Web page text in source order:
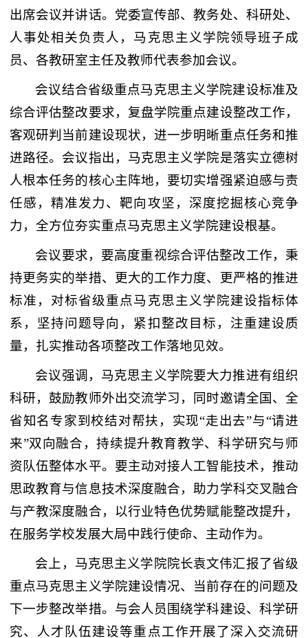
出席会议并讲话。党委宣传部、教务处、科研处、
人事处相关负责人，马克思主义学院领导班子成
员、各教研室主任及教师代表参加会议。
会议结合省级重点马克思主义学院建设标准及
综合评估整改要求，复盘学院重点建设整改工作，
客观研判当前建设现状，进一步明晰重点任务和推
进路径。会议指出，马克思主义学院是落实立德树
人根本任务的核心主阵地，要切实增强紧迫感与责
任感，精准发力、靶向攻坚，深度挖掘核心竞争
力，全方位夯实重点马克思主义学院建设根基。
会议要求，要高度重视综合评估整改工作，秉
持更务实的举措、更大的工作力度、更严格的推进
标准，对标省级重点马克思主义学院建设指标体
系，坚持问题导向，紧扣整改目标，注重建设质
量，扎实推动各项整改工作落地见效。
会议强调，马克思主义学院要大力推进有组织
科研，鼓励教师外出交流学习，同时邀请全国、全
省知名专家到校结对帮扶，实现“走出去”与“请进
来”双向融合，持续提升教育教学、科学研究与师
资队伍整体水平。要主动对接人工智能技术，推动
思政教育与信息技术深度融合，助力学科交叉融合
与产教深度融合，以行业特色优势赋能整改提升，
在服务学校发展大局中践行使命、主动作为。
会上，马克思主义学院院长袁文伟汇报了省级
重点马克思主义学院建设情况、当前存在的问题及
下一步整改举措。与会人员围绕学科建设、科学研
究、人才队伍建设等重点工作开展了深入交流研